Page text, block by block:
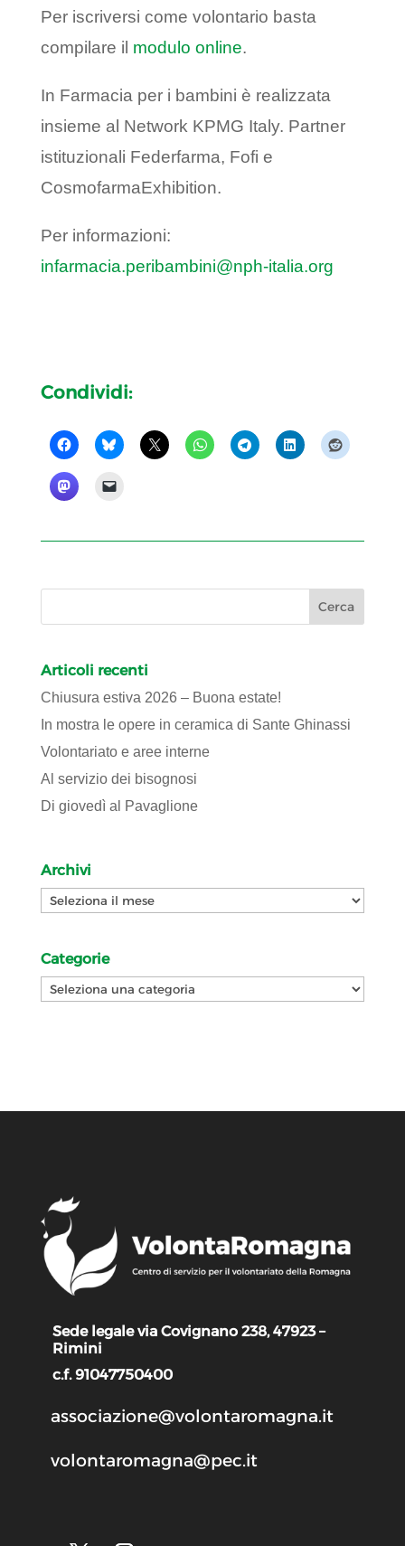
Per iscriversi come volontario basta
compilare il modulo online.
In Farmacia per i bambini è realizzata
insieme al Network KPMG Italy. Partner
istituzionali Federfarma, Fofi e
CosmofarmaExhibition.
Per informazioni:
infarmacia.peribambini@nph-italia.org
Condividi:
Articoli recenti
Chiusura estiva 2026 – Buona estate!
In mostra le opere in ceramica di Sante Ghinassi
Volontariato e aree interne
Al servizio dei bisognosi
Di giovedì al Pavaglione
Archivi
Archivi
Categorie
Categorie
Sede legale via Covignano 238, 47923 –
Rimini
c.f. 91047750400
associazione@volontaromagna.it
volontaromagna@pec.it